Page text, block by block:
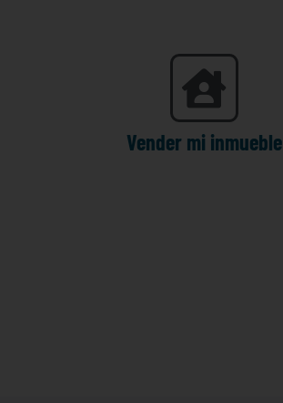
Vender mi inmueble